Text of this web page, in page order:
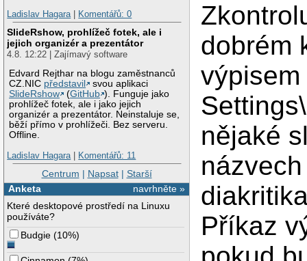
Ladislav Hagara| Komentářů: 0
SlideRshow, prohlížeč fotek, ale i
jejich organizér a prezentátor
4.8. 12:22 | Zajímavý software
Edvard Rejthar na blogu zaměstnanců
CZ.NIC představil
svou aplikaci
SlideRshow
(GitHub ). Funguje jako
prohlížeč fotek, ale i jako jejich
organizér a prezentátor. Neinstaluje se,
běží přímo v prohlížeči. Bez serveru.
Offline.
Ladislav Hagara| Komentářů: 11
Centrum | Napsat| Starší
navrhněte »
Anketa
Které desktopové prostředí na Linuxu
používáte?
Budgie (10%)
dobrém
nějaké
Příkaz